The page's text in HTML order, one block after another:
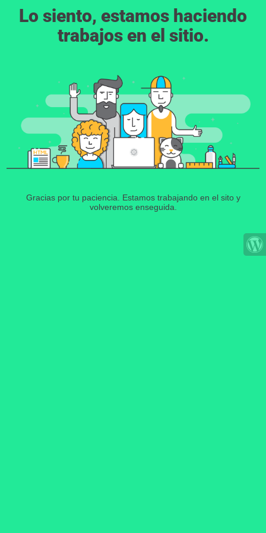
Lo siento, estamos haciendo
trabajos en el sitio.
Gracias por tu paciencia. Estamos trabajando en el sito y
volveremos enseguida.